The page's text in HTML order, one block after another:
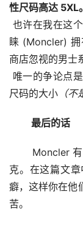
性尺码高达 5XL
睐 (Moncler)
商店忽视的男士
尺码的大小 （不
最后的话
克。在这篇文
癖，这样你在他
苦。